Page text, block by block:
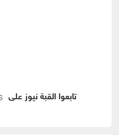
تابعوا القبة نيوز على